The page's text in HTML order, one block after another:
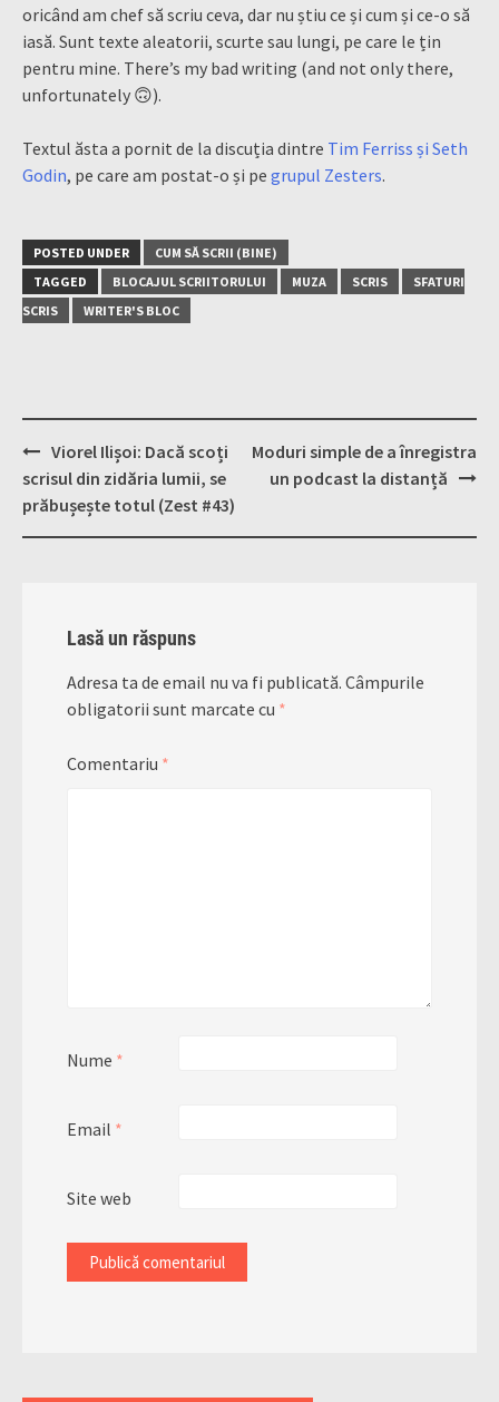
oricând am chef să scriu ceva, dar nu știu ce și cum și ce-o să
iasă. Sunt texte aleatorii, scurte sau lungi, pe care le țin
pentru mine. There’s my bad writing (and not only there,
unfortunately 🙃).
Textul ăsta a pornit de la discuția dintre Tim Ferriss și Seth
Godin, pe care am postat-o și pe grupul Zesters.
POSTED UNDER
CUM SĂ SCRII (BINE)
TAGGED
BLOCAJUL SCRIITORULUI MUZA SCRIS
SFATURI
SCRIS
WRITER'S BLOC
Post
navigation
Viorel Ilișoi: Dacă scoți
scrisul din zidăria lumii, se
prăbușește totul (Zest #43)
Moduri simple de a înregistra
un podcast la distanță
Lasă un răspuns
Adresa ta de email nu va fi publicată. Câmpurile
obligatorii sunt marcate cu *
Comentariu *
Nume *
Email *
Site web